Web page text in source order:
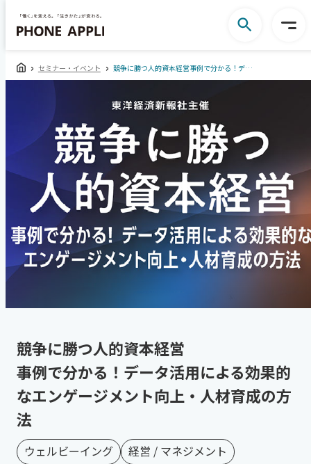
セミナー・イベント 競争に勝つ人的資本経営事例で分かる！データ活用による効果的なエンゲージメント向上・人材育成の方法
競争に勝つ人的資本経営
事例で分かる！データ活用による効果的
なエンゲージメント向上・人材育成の方
法
ウェルビーイング 経営 / マネジメント